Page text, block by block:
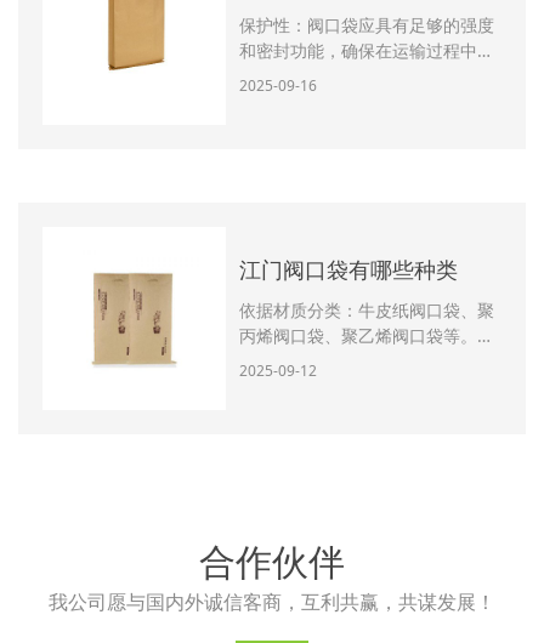
保护性：阀口袋应具有足够的强度
和密封功能，确保在运输过程中物
料的泄漏和破损。保管性：阀口袋
料，削减对环境的
2025-09-16
江门阀口袋有哪些种类
依据材质分类：牛皮纸阀口袋、聚
丙烯阀口袋、聚乙烯阀口袋等。依
据厚度分类：单层阀口袋、多层阀
2025-09-12
合作伙伴
我公司愿与国内外诚信客商，互利共赢，共谋发展！